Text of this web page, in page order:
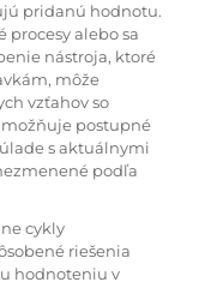
pridanú hodnotu.
procesy alebo sa
nástroja, ktoré
môže
vzťahov so
postupné
s aktuálnymi
podľa
cykly
riešenia
hodnoteniu v